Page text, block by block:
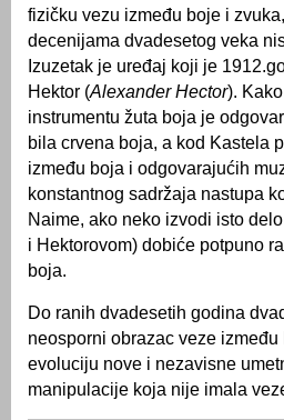
fizičku vezu između boje i
decenijama dvadesetog veka
Izuzetak je uređaj koji je
Hektor (Alexander Hector).
instrumentu žuta boja je
bila crvena boja, a kod Kastela
između boja i odgovarajućih
konstantnog sadržaja nastupa
Naime, ako neko izvodi isto
i Hektorovom) dobiće potpuno
boja.
Do ranih dvadesetih godina
neosporni obrazac veze
evoluciju nove i nezavisne
manipulacije koja nije imala